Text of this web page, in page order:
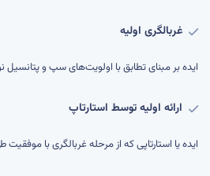
غربالگری اولیه
ایده بر مبنای تطابق با اولویت‌های سپ و
ارائه اولیه توسط استارتاپ
ایده یا استارتاپی که از مرحله غربالگری با